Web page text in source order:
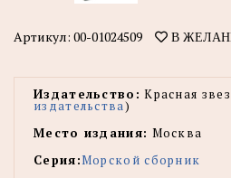
Артикул: 00-01024509 В
Издательство: Красная
издательства)
Место издания: Москва
Серия:Морской сборник